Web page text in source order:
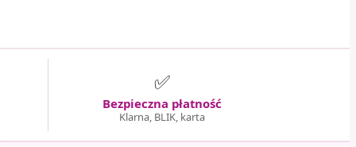
✅
Bezpieczna płatność
Klarna, BLIK, karta